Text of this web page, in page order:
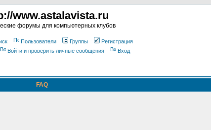
www.astalavista.ru
форумы для компьютерных клубов
Пользователи Группы
Регистрация
Войти и проверить личные сообщения Вход
FAQ